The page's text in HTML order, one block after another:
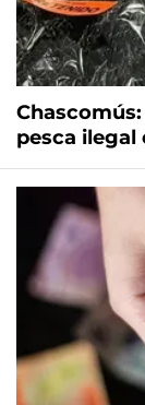
pesca ilegal